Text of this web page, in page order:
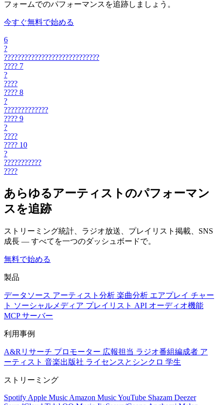
フォームでのパフォーマンスを追跡しましょう。
今すぐ無料で始める
6
?
????????????????????????????
???? 7
?
????
???? 8
?
?????????????
???? 9
?
????
???? 10
?
???????????
????
あらゆるアーティストのパフォーマン
スを追跡
ストリーミング統計、ラジオ放送、プレイリスト掲載、SNS
成長 — すべてを一つのダッシュボードで。
無料で始める
製品
データソース アーティスト分析 楽曲分析 エアプレイ チャー
ト ソーシャルメディア プレイリスト API オーディオ機能
MCP サーバー
利用事例
A&Rリサーチ プロモーター 広報担当 ラジオ番組編成者 ア
ーティスト 音楽出版社 ライセンスとシンクロ 学生
ストリーミング
Spotify Apple Music Amazon MusicYouTube Shazam Deezer